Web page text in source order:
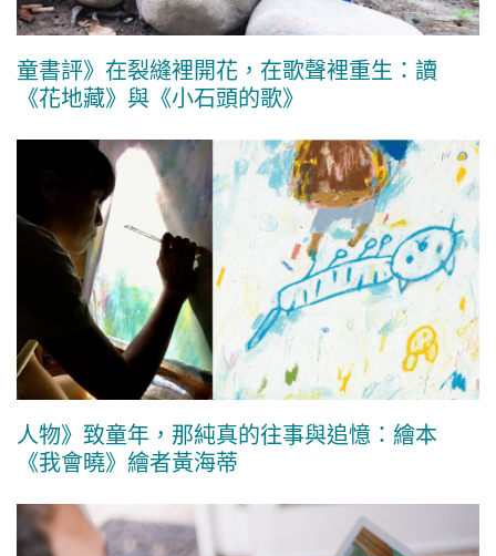
童書評》在裂縫裡開花，在歌聲裡重生：讀
《花地藏》與《小石頭的歌》
人物》致童年，那純真的往事與追憶：繪本
《我會曉》繪者黃海蒂